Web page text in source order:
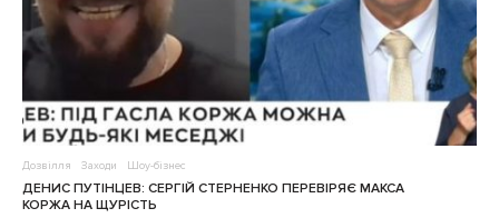
Дозвілля Заходи Шоу-бізнес
ДЕНИС ПУТІНЦЕВ: СЕРГІЙ СТЕРНЕНКО ПЕРЕВІРЯЄ МАКСА
КОРЖА НА ЩУРІСТЬ